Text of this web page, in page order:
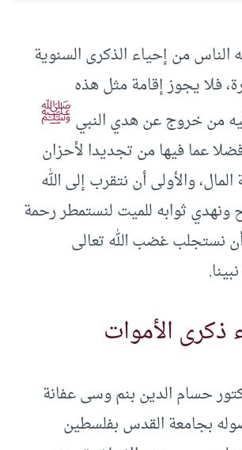
الناس من إحياء الذكرى السنوية
فلا يجوز إقامة مثل هذه
من خروج عن هدي النبيﷺ
عما فيها من تجديدا لأحزان
والأولى أن نتقرب إلى الله
ونهدي ثوابه للميت لنستمطر رحمة
أن نستجلب غضب الله تعالى
ذكرى الأموات
حسام الدين بنم وسى عفانة
بجامعة القدس بفلسطين